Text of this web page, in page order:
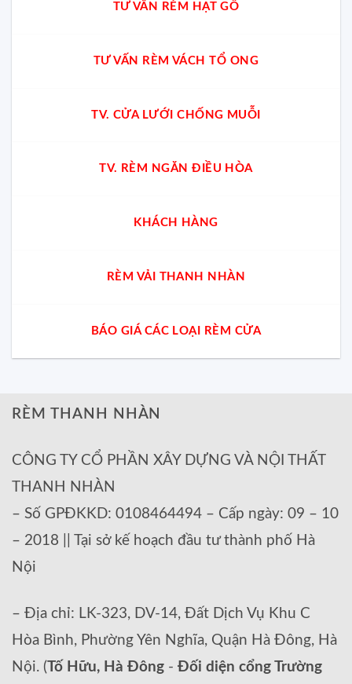
TƯ VẤN RÈM HẠT GỖ
TƯ VẤN RÈM VÁCH TỔ ONG
TV. CỬA LƯỚI CHỐNG MUỖI
TV. RÈM NGĂN ĐIỀU HÒA
KHÁCH HÀNG
RÈM VẢI THANH NHÀN
BÁO GIÁ CÁC LOẠI RÈM CỬA
RÈM THANH NHÀN
CÔNG TY CỔ PHẦN XÂY DỰNG VÀ NỘI THẤT
THANH NHÀN
– Số GPĐKKD: 0108464494 – Cấp ngày: 09 – 10
– 2018 || Tại sở kế hoạch đầu tư thành phố Hà
Nội
– Địa chỉ: LK-323, DV-14, Đất Dịch Vụ Khu C
Hòa Bình, Phường Yên Nghĩa, Quận Hà Đông, Hà
Nội. ( Tố Hữu, Hà Đông - Đối diện cổng Trường